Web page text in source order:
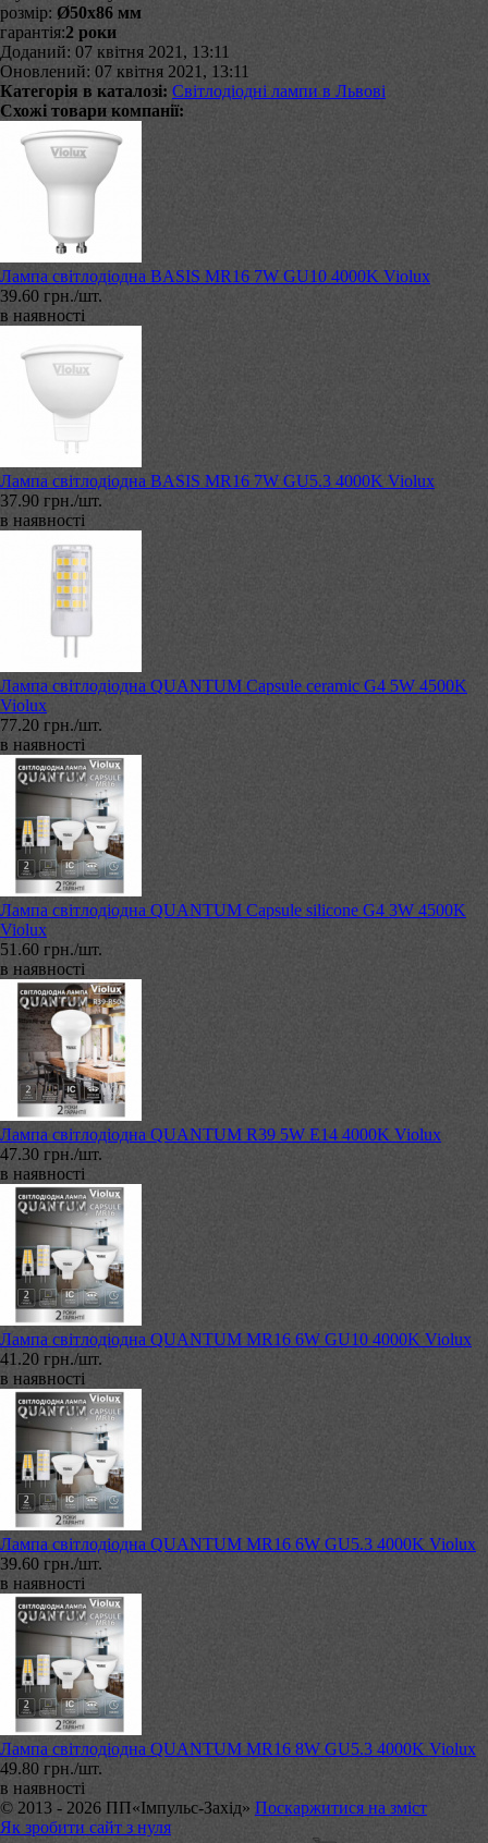
розмір: Ø50х86 мм
гарантія:2 роки
Доданий: 07 квітня 2021, 13:11
Оновлений: 07 квітня 2021, 13:11
Категорія в каталозі: Світлодіодні лампи в Львові
Схожі товари компанії:
Лампа світлодіодна BASIS MR16 7W GU10 4000K Violux
39.60 грн./шт.
в наявності
Лампа світлодіодна BASIS MR16 7W GU5.3 4000K Violux
37.90 грн./шт.
в наявності
Лампа світлодіодна QUANTUM Capsule ceramic G4 5W 4500K
Violux
77.20 грн./шт.
в наявності
Лампа світлодіодна QUANTUM Capsule silicone G4 3W 4500K
Violux
51.60 грн./шт.
в наявності
Лампа світлодіодна QUANTUM R39 5W E14 4000K Violux
47.30 грн./шт.
в наявності
Лампа світлодіодна QUANTUM MR16 6W GU10 4000K Violux
41.20 грн./шт.
в наявності
Лампа світлодіодна QUANTUM MR16 6W GU5.3 4000K Violux
39.60 грн./шт.
в наявності
Лампа світлодіодна QUANTUM MR16 8W GU5.3 4000K Violux
49.80 грн./шт.
в наявності
© 2013 - 2026 ПП«Імпульс-Захід» Поскаржитися на зміст
Як зробити сайт з нуля